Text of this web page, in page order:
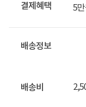
결제혜택 5
배송정보
배송비